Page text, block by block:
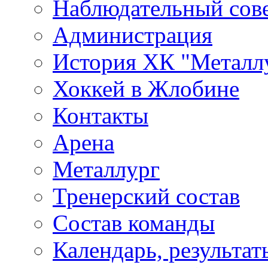
Наблюдательный
Администрация
История ХК
Хоккей в Жлобине
Контакты
Арена
Металлург
Тренерский состав
Состав команды
Календарь,